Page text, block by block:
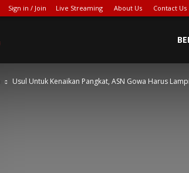
Sign in / Join Live Streaming About Us Contact Us
NEWS[DOT]COM
Usul Untuk Kenaikan Pangkat, ASN Gowa Harus